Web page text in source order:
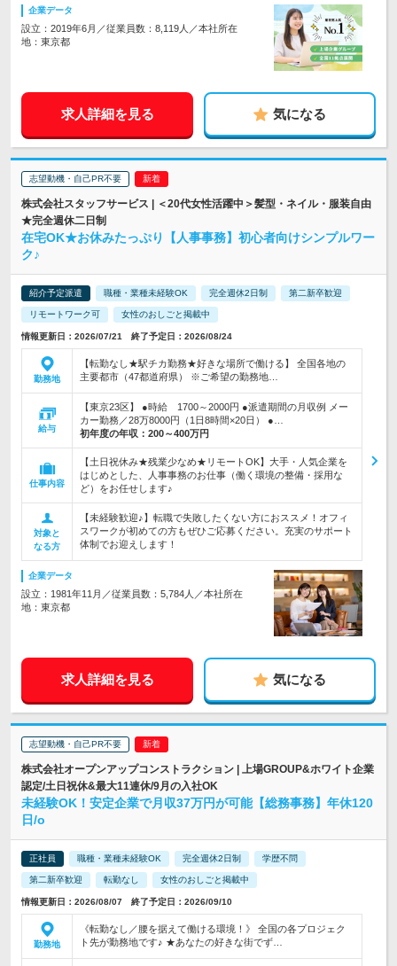
企業データ
設立：2019年6月／従業員数：8,119人／本社所在
地：東京都
求人詳細を見る 気になる
志望動機・自己PR不要
株式会社スタッフサービス | ＜20代女性活躍中＞髪型・ネイル・服装自由
★完全週休二日制
在宅OK★お休みたっぷり【人事事務】初心者向けシンプルワー
ク♪
紹介予定派遣 職種・業種未経験OK 完全週休2日制 第二新卒歓迎
リモートワーク可 女性のおしごと掲載中
情報更新日：2026/07/21 終了予定日：2026/08/24
勤務地
【転勤なし★駅チカ勤務★好きな場所で働ける】 全国各地の
主要都市（47都道府県） ※ご希望の勤務地…
給与
【東京23区】 ●時給 1700～2000円 ●派遣期間の月収例 メー
カー勤務／28万8000円（1日8時間×20日） ●…
初年度の年収： 200～400万円
仕事内容
【土日祝休み★残業少なめ★リモートOK】大手・人気企業を
はじめとした、人事事務のお仕事（働く環境の整備・採用な
ど）をお任せします♪
対象と
なる方
【未経験歓迎♪】転職で失敗したくない方におススメ！オフィ
スワークが初めての方もぜひご応募ください。充実のサポート
体制でお迎えします！
企業データ
設立：1981年11月／従業員数：5,784人／本社所在
地：東京都
求人詳細を見る 気になる
志望動機・自己PR不要
株式会社オープンアップコンストラクション | 上場GROUP&ホワイト企業
認定/土日祝休&最大11連休/9月の入社OK
未経験OK！安定企業で月収37万円が可能【総務事務】年休120
日/o
正社員 職種・業種未経験OK 完全週休2日制 学歴不問
第二新卒歓迎 転勤なし 女性のおしごと掲載中
情報更新日：2026/08/07 終了予定日：2026/09/10
勤務地
《転勤なし／腰を据えて働ける環境！》 全国の各プロジェク
ト先が勤務地です♪ ★あなたの好きな街でず…